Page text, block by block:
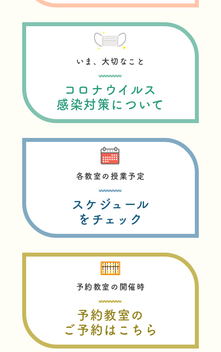
いま、大切なこと
コロナウイルス
感染対策について
各教室の授業予定
スケジュール
をチェック
予約教室の開催時
予約教室の
ご予約はこちら